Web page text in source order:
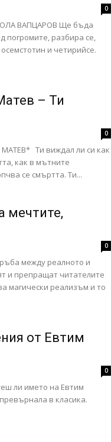
0
ВАПЦАРОВ Ще бъда
погромите, разбира се,
и четирийсе.
– Ти
0
МАТЕВ* Ти виждал ли си как
как в мътните
се смъртта. Ти...
мечтите,
0
между реалното и
и препращат читателите
магически реализъм и то
от Евтим
0
ли името на Евтим
в класика.